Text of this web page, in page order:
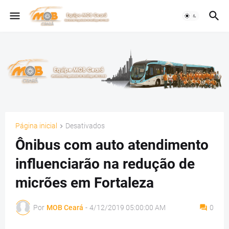
Página inicial Desativados
Ônibus com auto atendimento
influenciarão na redução de
micrões em Fortaleza
Por MOB Ceará - 4/12/2019 05:00:00 AM 0